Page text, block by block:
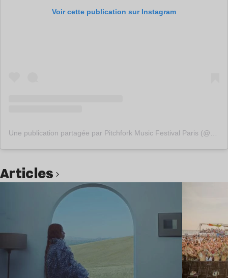
Voir cette publication sur Instagram
Articles